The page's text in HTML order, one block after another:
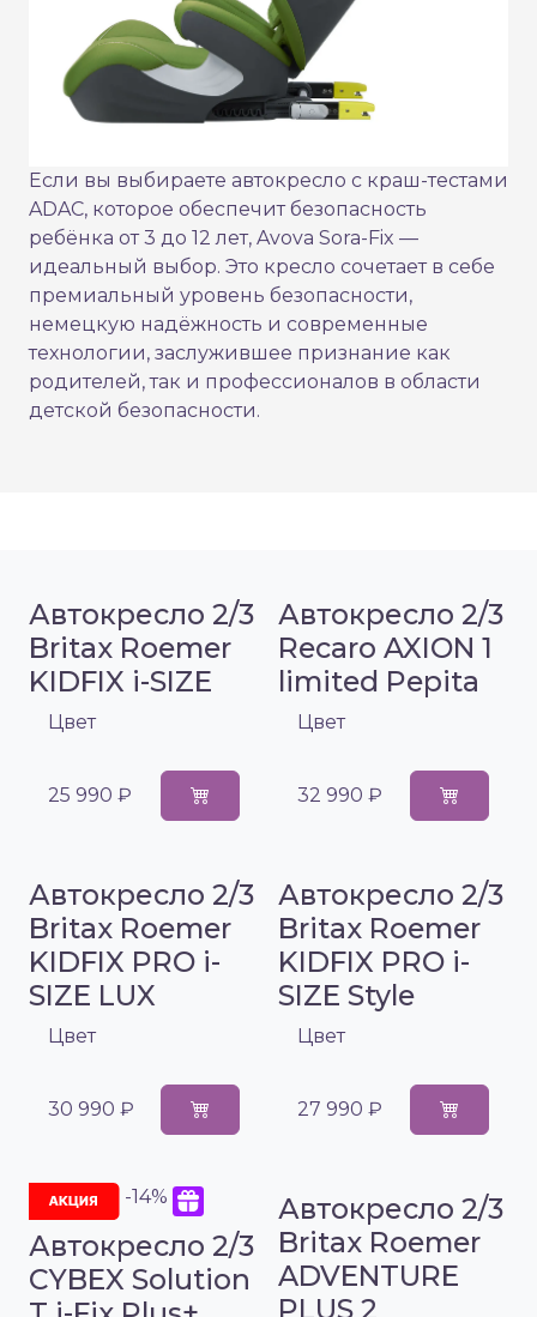
Если вы выбираете автокресло с краш-тестами
ADAC, которое обеспечит безопасность
ребёнка от 3 до 12 лет, Avova Sora-Fix —
идеальный выбор. Это кресло сочетает в себе
премиальный уровень безопасности,
немецкую надёжность и современные
технологии, заслужившее признание как
родителей, так и профессионалов в области
детской безопасности.
Автокресло 2/3
Britax Roemer
KIDFIX i-SIZE
Цвет
25 990 ₽
Автокресло 2/3
Recaro AXION 1
limited Pepita
Цвет
32 990 ₽
Автокресло 2/3
Britax Roemer
KIDFIX PRO i-
SIZE LUX
Цвет
30 990 ₽
Автокресло 2/3
Britax Roemer
KIDFIX PRO i-
SIZE Style
Цвет
27 990 ₽
-14%
Автокресло 2/3
CYBEX Solution
Автокресло 2/3
Britax Roemer
ADVENTURE
PLUS 2